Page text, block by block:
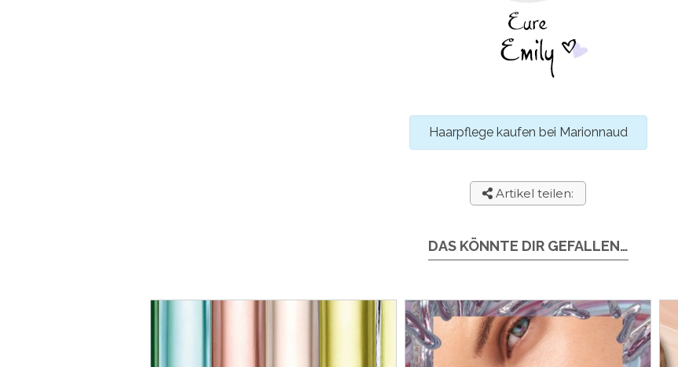
Haarpflege kaufen bei Marionnaud
Artikel teilen:
DAS KÖNNTE DIR GEFALLEN…